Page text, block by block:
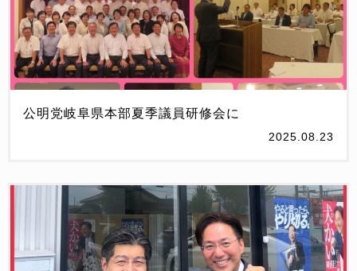
公明党岐阜県本部夏季議員研修会に
2025.08.23